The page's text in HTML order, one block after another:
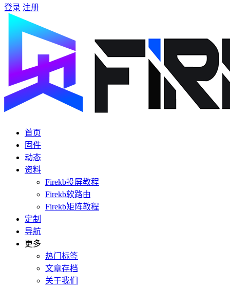
登录 注册
首页
固件
动态
资料
Firekb投屏教程
Firekb软路由
Firekb矩阵教程
定制
导航
更多
热门标签
文章存档
关于我们